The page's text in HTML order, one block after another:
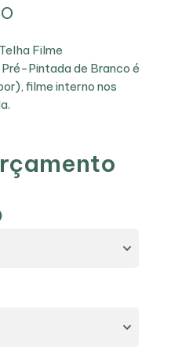
Filme
Pintada de Branco é
filme interno nos